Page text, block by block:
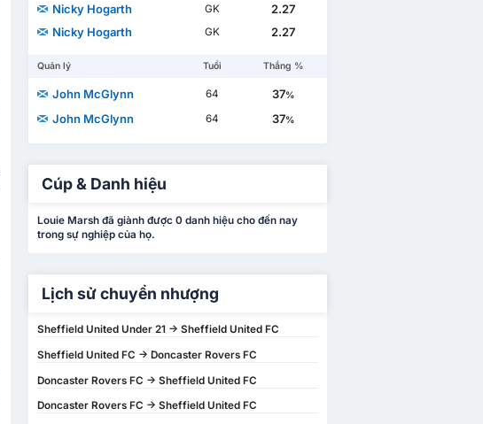
Nicky Hogarth
GK
2.27
Nicky Hogarth
GK 2.27
Quản lý Tuổi Thắng %
John McGlynn 64 37%
John McGlynn 64 37%
Cúp & Danh hiệu
Louie Marsh đã giành được 0 danh hiệu cho đến nay
trong sự nghiệp của họ.
Lịch sử chuyển nhượng
Sheffield United Under 21 -> Sheffield United FC
Sheffield United FC -> Doncaster Rovers FC
Doncaster Rovers FC -> Sheffield United FC
Doncaster Rovers FC -> Sheffield United FC